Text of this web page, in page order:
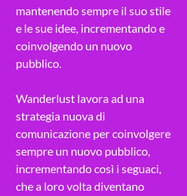
mantenendo sempre il suo stile
e le sue idee, incrementando e
coinvolgendo un nuovo
pubblico.
Wanderlust lavora ad una
strategia nuova di
comunicazione per coinvolgere
sempre un nuovo pubblico,
incrementando così i seguaci,
che a loro volta diventano